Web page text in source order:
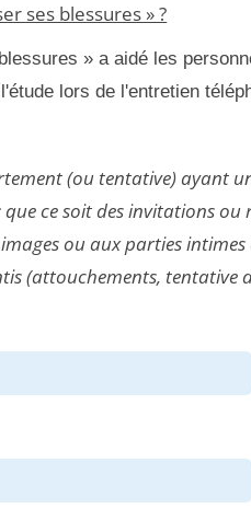
ses blessures » ?
» a aidé les
lors de l'entretien
(ou tentative) ayant
ce soit des invitations ou
ou aux parties intimes
(attouchements, tentative